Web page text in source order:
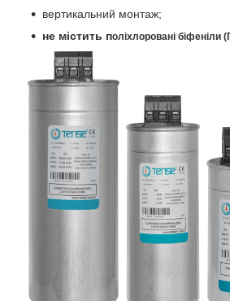
вертикальний монтаж;
не містить поліхлоровані біфеніли